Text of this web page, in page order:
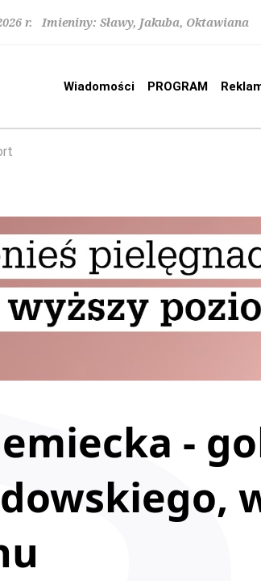
r. Imieniny: Sławy, Jakuba, Oktawiana
Wiadomości PROGRAM
-